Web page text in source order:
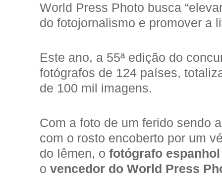
World Press Photo busca
do fotojornalismo e promover a
Este ano, a 55ª edição do
fotógrafos de 124 países,
de 100 mil imagens.
Com a foto de um ferido sendo
com o rosto encoberto por um
do Iêmen, o fotógrafo
o vencedor do World Press